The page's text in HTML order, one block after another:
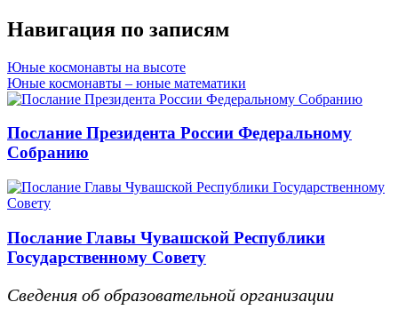
Навигация по записям
Юные космонавты на высоте
Юные космонавты – юные математики
Послание Президента России Федеральному
Собранию
Послание Главы Чувашской Республики
Государственному Совету
Сведения об образовательной организации